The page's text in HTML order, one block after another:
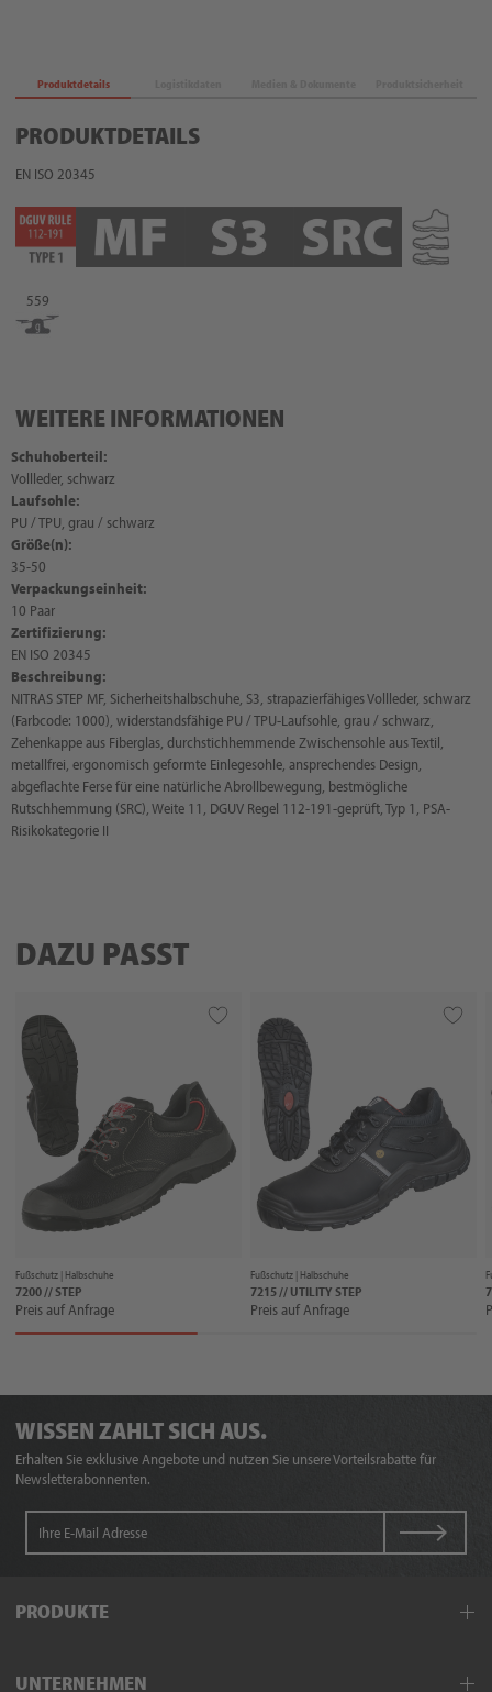
Produktdetails
PRODUKTDETAILS
EN ISO 20345
559
WEITERE INFORMATIONEN
Schuhoberteil:
Vollleder, schwarz
Laufsohle:
PU / TPU, grau / schwarz
Größe(n):
35-50
Verpackungseinheit:
10 Paar
Zertifizierung:
EN ISO 20345
Beschreibung:
NITRAS STEP MF, Sicherheitshalbschuhe, S3, strapazierfähiges Vollleder, schwarz
(Farbcode: 1000), widerstandsfähige PU / TPU-Laufsohle, grau / schwarz,
Zehenkappe aus Fiberglas, durchstichhemmende Zwischensohle aus Textil,
metallfrei, ergonomisch geformte Einlegesohle, ansprechendes Design,
abgeflachte Ferse für eine natürliche Abrollbewegung, bestmögliche
Rutschhemmung (SRC), Weite 11, DGUV Regel 112-191-geprüft, Typ 1, PSA-
Risikokategorie II
DAZU PASST
Fußschutz | Halbschuhe
7200 // STEP
Preis auf Anfrage
Fußschutz | Halbschuhe
7215 // UTILITY STEP
Preis auf Anfrage
WISSEN ZAHLT SICH AUS.
Erhalten Sie exklusive Angebote und nutzen Sie unsere Vorteilsrabatte für
Newsletterabonnenten.
PRODUKTE
UNTERNEHMEN